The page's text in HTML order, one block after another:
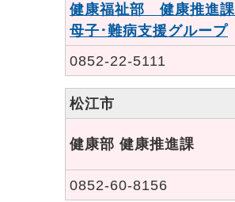
健康福祉部 健康推進課
母子･難病支援グループ
0852-22-5111
松江市
健康部 健康推進課
0852-60-8156